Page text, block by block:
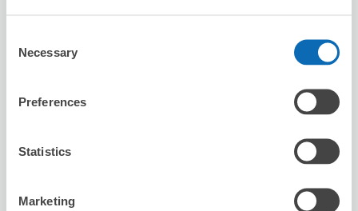
Selection
Necessary
Preferences
Statistics
Marketing
8/15土
本日の営業時間